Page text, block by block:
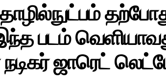
படம்
ஜாரெட்